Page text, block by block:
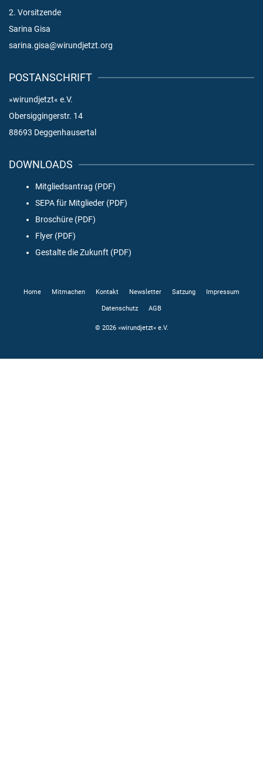
2. Vorsitzende
Sarina Gisa
sarina.gisa@wirundjetzt.org
POSTANSCHRIFT
»wirundjetzt« e.V.
Obersiggingerstr. 14
88693 Deggenhausertal
DOWNLOADS
Mitgliedsantrag (PDF)
SEPA für Mitglieder (PDF)
Broschüre (PDF)
Flyer (PDF)
Gestalte die Zukunft (PDF)
Home Mitmachen Kontakt Newsletter Satzung Impressum
Datenschutz AGB
© 2026 »wirundjetzt« e.V.